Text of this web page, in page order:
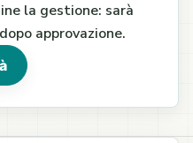
la gestione: sarà
approvazione.